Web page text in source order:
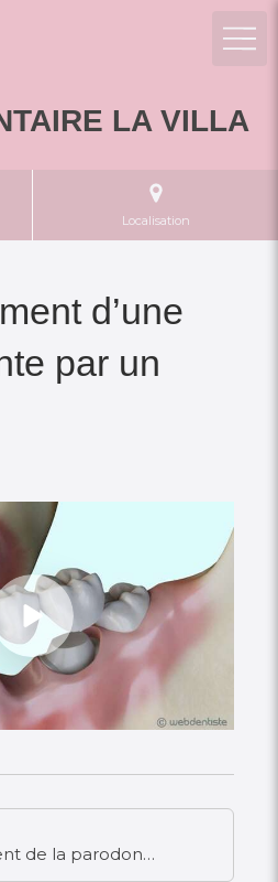
LA VILLA
Localisation
d’une
par un
Le traitement de la parodontite par ultrasons